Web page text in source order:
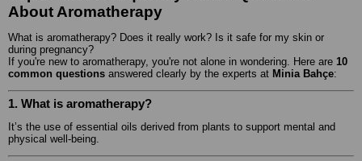
About Aromatherapy
What is aromatherapy? Does it really work? Is it safe for my skin or
during pregnancy?
If you're new to aromatherapy, you're not alone in wondering. Here are 10
common questions answered clearly by the experts at Minia Bahçe:
1. What is aromatherapy?
It’s the use of essential oils derived from plants to support mental and
physical well-being.